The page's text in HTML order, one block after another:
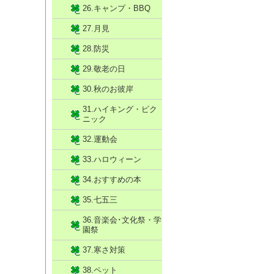
26.キャンプ・BBQ
27.月見
28.防災
29.敬老の日
30.秋のお彼岸
31.ハイキング・ピク
ニック
32.運動会
33.ハロウィーン
34.おすすめの本
35.七五三
36.音楽会･文化祭・学
園祭
37.寒さ対策
38.ペット